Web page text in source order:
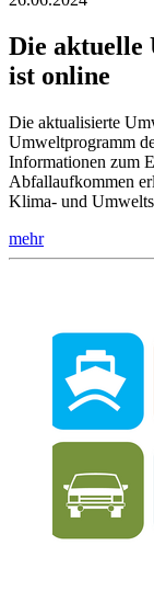
Die aktuelle
ist online
Die aktualisierte
Umweltprogramm
Informationen zum
Abfallaufkommen
Klima- und
mehr